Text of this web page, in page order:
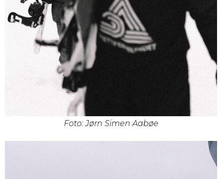
Foto: Jørn Simen Aabøe